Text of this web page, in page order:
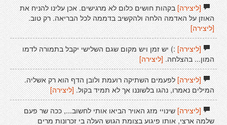
[ליצירה]בקהות חושים כלום לא מרגישים. אכן עלינו להניח את
האוזן על האדמה הלחה ולהקשיב בדממה לכל הבריאה. רק טוב.
[ליצירה]
[ליצירה]:) יש זמן ויש מקום שגם השלישי יקבל בתמורה לדמו
המון... בהצלחה. [ליצירה]
[ליצירה]לפעמים השתיקה רועמת ולובן הדף הוא רק אשליה.
המילים נאמרו, נהגו בלשוננו אך לא תמיד בקול.[ליצירה]
[ליצירה]שינויי מזג האויר הביאו אותי לחשוב..., ככה שר פעם
שלמה ארצי, אותו פיגוע בצומת הגוש העלה בי זכרונות מרים